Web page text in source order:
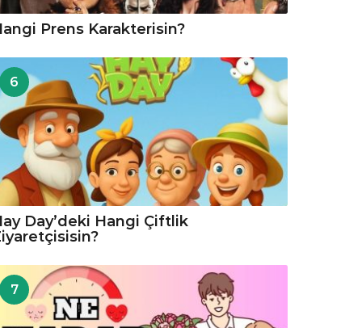
Prens Karakterisin?
6
Day’deki Hangi Çiftlik
7